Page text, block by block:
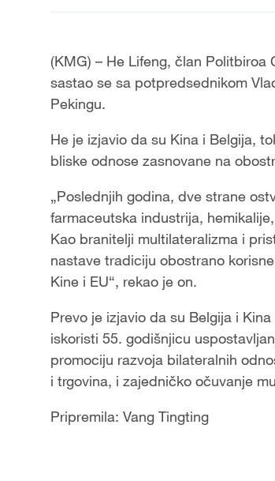
(KMG) – He Lifeng, član
sastao se sa potpredsednikom
Pekingu.
He je izjavio da su Kina i Belgija,
bliske odnose zasnovane na
„Poslednjih godina, dve strane
farmaceutska industrija,
Kao branitelji multilateralizma i
nastave tradiciju obostrano
Kine i EU“, rekao je on.
Prevo je izjavio da su Belgija i
iskoristi 55. godišnjicu
promociju razvoja bilateralnih
i trgovina, i zajedničko očuvanje
Pripremila: Vang Tingting